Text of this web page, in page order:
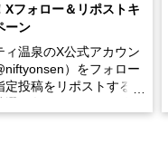
Xフォロー＆リポストキ
ーン
ィ温泉のX公式アカウン
）をフォロー
定投稿をリポストする